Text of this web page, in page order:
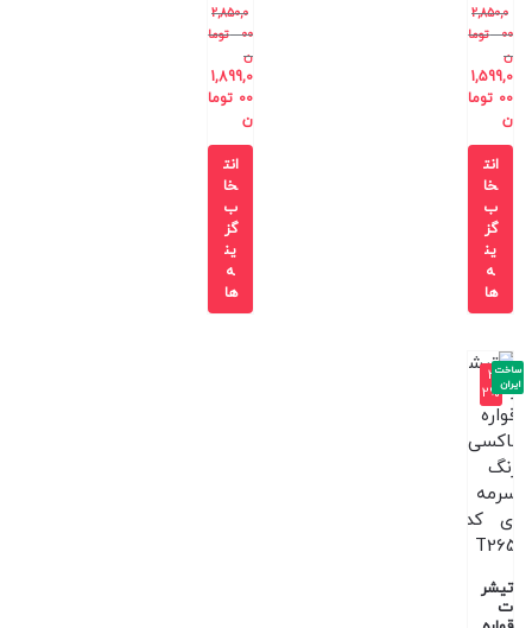
2,850,0
00
توما
ن
1,599,0
00 توما
ن
انت
خا
ب
گز
ین
ه
ها
2,850,0
00
توما
ن
1,899,0
00 توما
ن
انت
خا
ب
گز
ین
ه
ها
-3
2%
تیشر
ت
ساخت
ایران